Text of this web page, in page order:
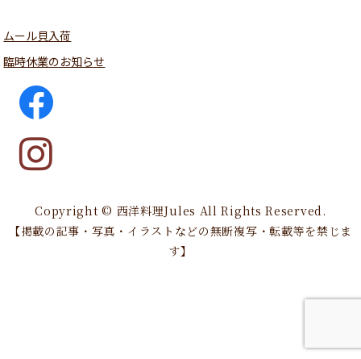
ムール貝入荷
臨時休業のお知らせ
Copyright © 西洋料理Jules All Rights Reserved.
【掲載の記事・写真・イラストなどの無断複写・転載等を禁じま
す】